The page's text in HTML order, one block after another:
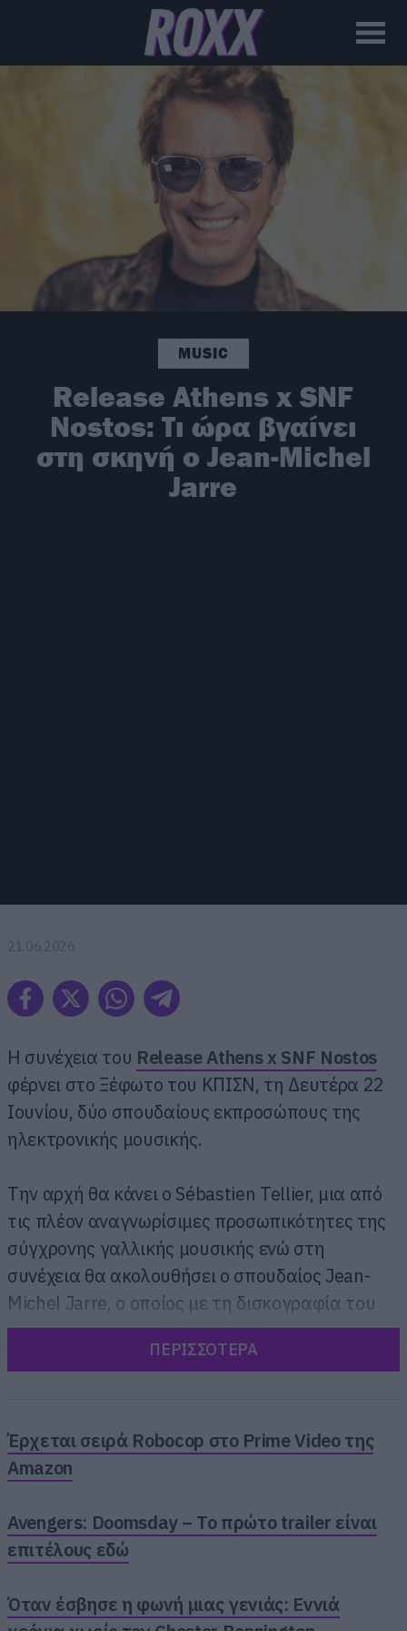
MUSIC
Release Athens x SNF
Nostos: Τι ώρα βγαίνει
στη σκηνή ο Jean-Michel
Jarre
21.06.2026
Η συνέχεια του Release Athens x SNF Nostos
φέρνει στο Ξέφωτο του ΚΠΙΣΝ, τη Δευτέρα 22
Ιουνίου, δύο σπουδαίους εκπροσώπους της
ηλεκτρονικής μουσικής.
Την αρχή θα κάνει ο Sébastien Tellier, μια από
τις πλέον αναγνωρίσιμες προσωπικότητες της
σύγχρονης γαλλικής μουσικής ενώ στη
συνέχεια θα ακολουθήσει ο σπουδαίος Jean-
Michel Jarre, ο οποίος με τη δισκογραφία του
και τις ανεπανάληπτες ζωντανές εμφανίσεις
του, επηρέασε καθοριστικά όλες τις επόμενες
ΠΕΡΙΣΣΟΤΕΡΑ
Έρχεται σειρά Robocop στο Prime Video της
Amazon
Avengers: Doomsday – Το πρώτο trailer είναι
επιτέλους εδώ
Όταν έσβησε η φωνή μιας γενιάς: Εννιά